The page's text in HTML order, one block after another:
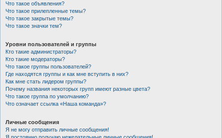
Что такое объявления?
Что такое прилепленные темы?
Что такое закрытые темы?
Что такое значки тем?
Уровни пользователей и группы
Кто такие администраторы?
Кто такие модераторы?
Что такое группы пользователей?
Где находятся группы и как мне вступить в них?
Как мне стать лидером группы?
Почему названия некоторых групп имеют разные цвета?
Что такое группа по умолчанию?
Что означает ссылка «Наша команда»?
Личные сообщения
Я не могу отправить личные сообщения!